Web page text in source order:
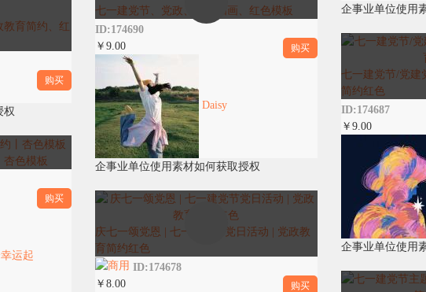
育简约、红
购买
权
杏色模板
购买
运起
七一建党节、党政、卡通插画、红色模板
ID:174690
￥9.00
购买
Daisy
企事业单位使用素材如何获取授权
庆七一颂党恩 | 七一建党节党日活动 | 党政教
育简约红色
ID:174678
￥8.00
购买
企事业单位使用
七一建党节/党建
简约红色
ID:174687
￥9.00
企事业单位使用